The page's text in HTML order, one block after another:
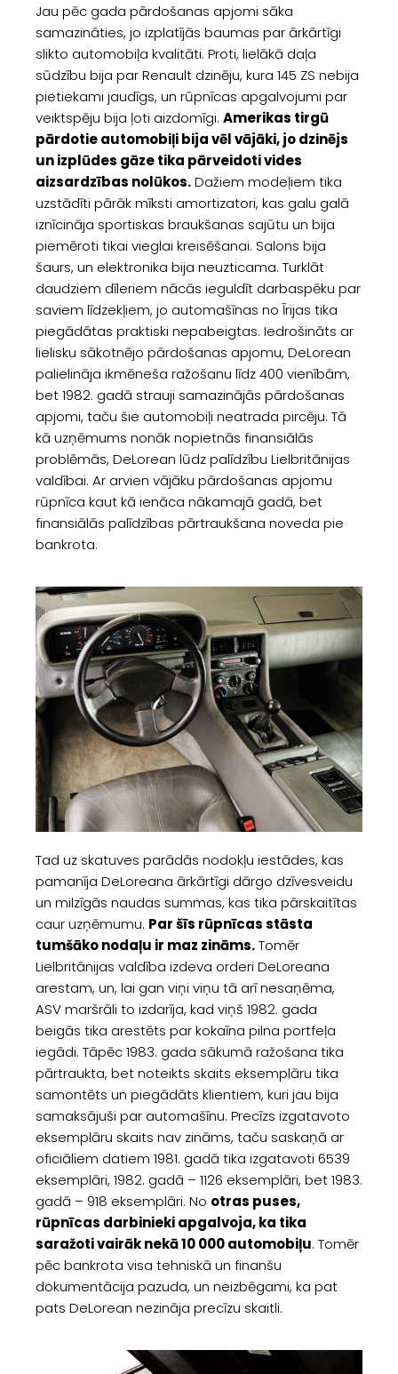
Jau pēc gada pārdošanas apjomi sāka
samazināties, jo izplatījās baumas par ārkārtīgi
slikto automobiļa kvalitāti. Proti, lielākā daļa
sūdzību bija par Renault dzinēju, kura 145 ZS nebija
pietiekami jaudīgs, un rūpnīcas apgalvojumi par
veiktspēju bija ļoti aizdomīgi. Amerikas tirgū
pārdotie automobiļi bija vēl vājāki, jo dzinējs
un izplūdes gāze tika pārveidoti vides
aizsardzības nolūkos.Dažiem modeļiem tika
uzstādīti pārāk mīksti amortizatori, kas galu galā
iznīcināja sportiskas braukšanas sajūtu un bija
piemēroti tikai vieglai kreisēšanai. Salons bija
šaurs, un elektronika bija neuzticama. Turklāt
daudziem dīleriem nācās ieguldīt darbaspēku par
saviem līdzekļiem, jo automašīnas no Īrijas tika
piegādātas praktiski nepabeigtas. Iedrošināts ar
lielisku sākotnējo pārdošanas apjomu, DeLorean
palielināja ikmēneša ražošanu līdz 400 vienībām,
bet 1982. gadā strauji samazinājās pārdošanas
apjomi, taču šie automobiļi neatrada pircēju. Tā
kā uzņēmums nonāk nopietnās finansiālās
problēmās, DeLorean lūdz palīdzību Lielbritānijas
valdībai. Ar arvien vājāku pārdošanas apjomu
rūpnīca kaut kā ienāca nākamajā gadā, bet
finansiālās palīdzības pārtraukšana noveda pie
bankrota.
Tad uz skatuves parādās nodokļu iestādes, kas
pamanīja DeLoreana ārkārtīgi dārgo dzīvesveidu
un milzīgās naudas summas, kas tika pārskaitītas
caur uzņēmumu. Par šīs rūpnīcas stāsta
tumšāko nodaļu ir maz zināms.Tomēr
Lielbritānijas valdība izdeva orderi DeLoreana
arestam, un, lai gan viņi viņu tā arī nesaņēma,
ASV maršrāli to izdarīja, kad viņš 1982. gada
beigās tika arestēts par kokaīna pilna portfeļa
iegādi. Tāpēc 1983. gada sākumā ražošana tika
pārtraukta, bet noteikts skaits eksemplāru tika
samontēts un piegādāts klientiem, kuri jau bija
samaksājuši par automašīnu. Precīzs izgatavoto
eksemplāru skaits nav zināms, taču saskaņā ar
oficiāliem datiem 1981. gadā tika izgatavoti 6539
eksemplāri, 1982. gadā – 1126 eksemplāri, bet 1983.
gadā – 918 eksemplāri. No otras puses,
rūpnīcas darbinieki apgalvoja, ka tika
saražoti vairāk nekā 10 000 automobiļu. Tomēr
pēc bankrota visa tehniskā un finanšu
dokumentācija pazuda, un neizbēgami, ka pat
pats DeLorean nezināja precīzu skaitli.